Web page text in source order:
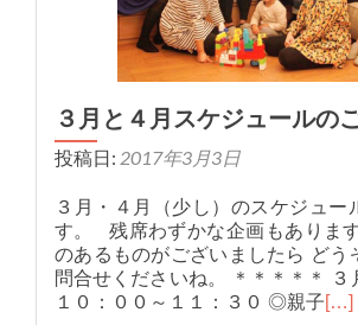
３月と４月スケジュールの
投稿日: 2017年3月3日
３月・４月（少し）のスケジュー
す。 残席わずかな企画もありま
のあるものがございましたら どう
問合せくださいね。 ＊＊＊＊＊ ３
１０：００～１１：３０ ◎親子[…]